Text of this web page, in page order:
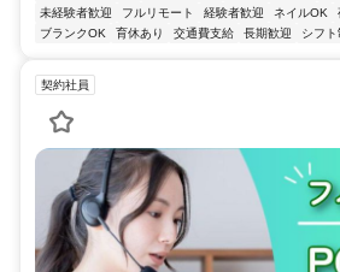
未経験者歓迎
フルリモート 経験者歓迎 ネイルOK
ブランクOK
育休あり 交通費支給 長期歓迎 シフト
契約社員